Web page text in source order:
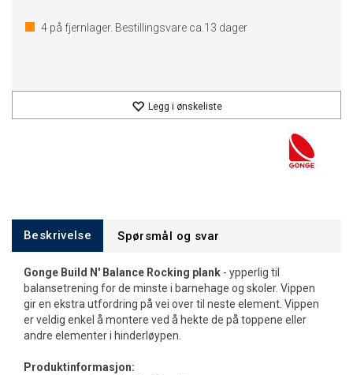
4 på fjernlager. Bestillingsvare ca. 13 dager
Legg i ønskeliste
Beskrivelse Spørsmål og svar
Gonge Build N' Balance Rocking plank - ypperlig til
balansetrening for de minste i barnehage og skoler. Vippen
gir en ekstra utfordring på vei over til neste element. Vippen
er veldig enkel å montere ved å hekte de på toppene eller
andre elementer i hinderløypen.
Produktinformasjon: